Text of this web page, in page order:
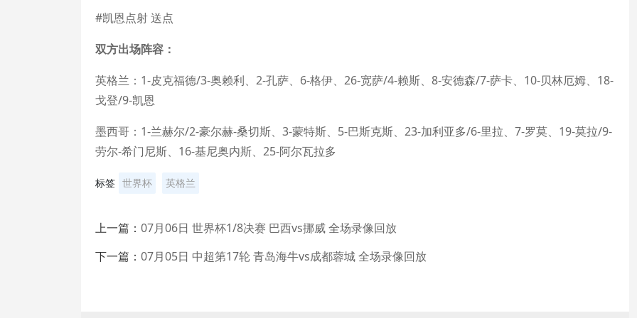
#凯恩点射 送点
双方出场阵容：
英格兰：1-皮克福德/3-奥赖利、2-孔萨、6-格伊、26-宽萨/4-赖斯、8-安德森/7-萨卡、10-贝林厄姆、18-
戈登/9-凯恩
墨西哥：1-兰赫尔/2-豪尔赫-桑切斯、3-蒙特斯、5-巴斯克斯、23-加利亚多/6-里拉、7-罗莫、19-莫拉/9-
劳尔-希门尼斯、16-基尼奥内斯、25-阿尔瓦拉多
标签 世界杯 英格兰
上一篇： 07月06日 世界杯1/8决赛 巴西vs挪威 全场录像回放
下一篇： 07月05日 中超第17轮 青岛海牛vs成都蓉城 全场录像回放